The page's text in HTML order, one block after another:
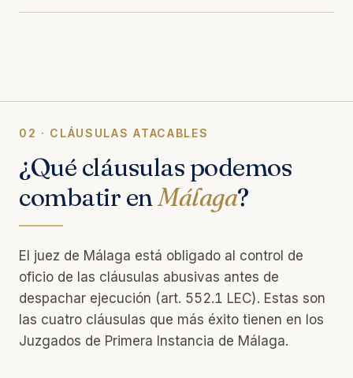
02 · CLÁUSULAS ATACABLES
¿Qué cláusulas podemos
combatir enMálaga?
El juez de Málaga está obligado al control de
oficio de las cláusulas abusivas antes de
despachar ejecución (art. 552.1 LEC). Estas son
las cuatro cláusulas que más éxito tienen en los
Juzgados de Primera Instancia de Málaga.